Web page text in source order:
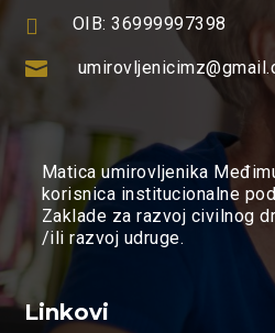
 OIB: 36999997398

Matica umirovljenika
korisnica institucionalne
Zaklade za razvoj civilnog
/ili razvoj udruge.
Linkovi